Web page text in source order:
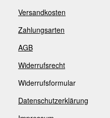
Versandkosten
Zahlungsarten
AGB
Widerrufsrecht
Widerrufsformular
Datenschutzerklärung